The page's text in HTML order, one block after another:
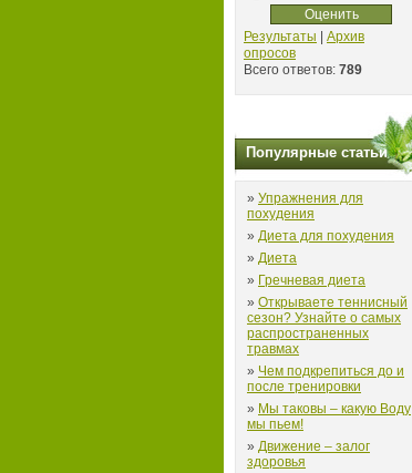
Результаты
Архив
опросов
Всего ответов: 789
Популярные статьи
» Упражнения для
похудения
» Диета для похудения
» Диета
» Гречневая диета
» Открываете теннисный
сезон? Узнайте о самых
распространенных
травмах
» Чем подкрепиться до и
после тренировки
» Мы таковы – какую Воду
мы пьем!
» Движение – залог
здоровья